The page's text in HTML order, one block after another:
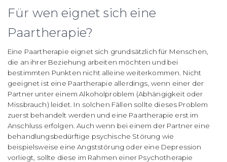
Für wen eignet sich eine
Paartherapie?
Eine Paartherapie eignet sich grundsätzlich für Menschen,
die an ihrer Beziehung arbeiten möchten und bei
bestimmten Punkten nicht alleine weiterkommen. Nicht
geeignet ist eine Paartherapie allerdings, wenn einer der
Partner unter einem Alkoholproblem (Abhängigkeit oder
Missbrauch) leidet. In solchen Fällen sollte dieses Problem
zuerst behandelt werden und eine Paartherapie erst im
Anschluss erfolgen. Auch wenn bei einem der Partner eine
behandlungsbedürftige psychische Störung wie
beispielsweise eine Angststörung oder eine Depression
vorliegt, sollte diese im Rahmen einer Psychotherapie